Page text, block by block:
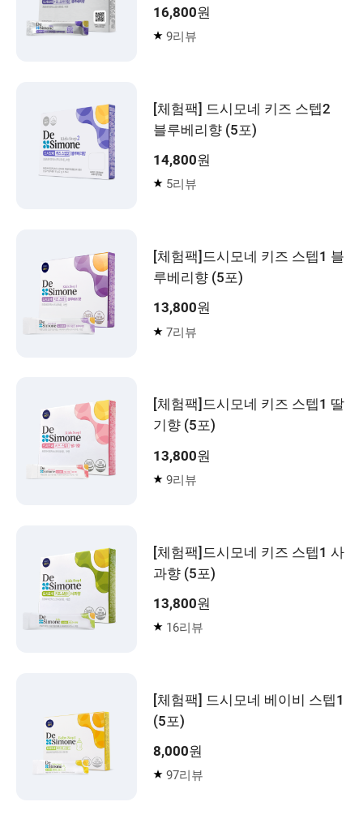
16,800원
9리뷰
[체험팩] 드시모네 키즈 스텝2
블루베리향 (5포)
14,800원
5리뷰
[체험팩]드시모네 키즈 스텝1 블
루베리향 (5포)
13,800원
7리뷰
[체험팩]드시모네 키즈 스텝1 딸
기향 (5포)
13,800원
9리뷰
[체험팩]드시모네 키즈 스텝1 사
과향 (5포)
13,800원
16리뷰
[체험팩] 드시모네 베이비 스텝1
(5포)
8,000원
97리뷰